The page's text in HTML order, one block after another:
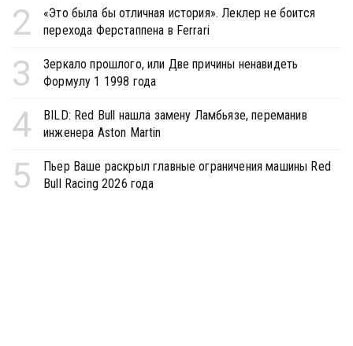
2
«Это была бы отличная история». Леклер не боится
перехода Ферстаппена в Ferrari
3
Зеркало прошлого, или Две причины ненавидеть
Формулу 1 1998 года
4
BILD: Red Bull нашла замену Ламбьязе, переманив
инженера Aston Martin
5
Пьер Ваше раскрыл главные ограничения машины Red
Bull Racing 2026 года